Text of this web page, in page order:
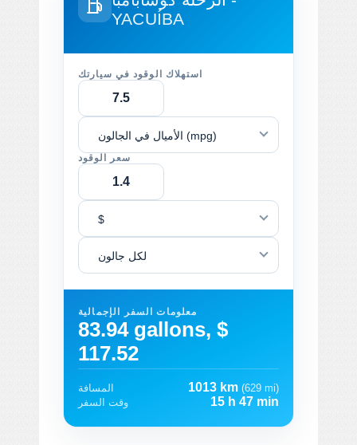
YACUÍBA
استهلاك الوقود في سيارتك
الأميال في الجالون (mpg)
سعر الوقود
$
لكل جالون
معلومات السفر الإجمالية
83.94 gallons, $
117.52
المسافة 1013 km (629 mi)
وقت السفر
15 h 47 min